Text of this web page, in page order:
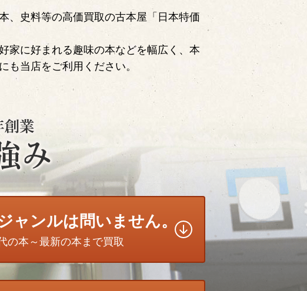
、史料等の高価買取の古本屋「日本特価
家に好まれる趣味の本などを幅広く、本
も当店をご利用ください。
ャンルは問いません。
の本～最新の本まで買取